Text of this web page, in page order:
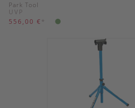
Park Tool
UVP
556,00 € *